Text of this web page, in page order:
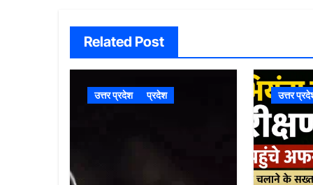
Related Post
उत्तर प्रदेश प्रदेश उत्तर